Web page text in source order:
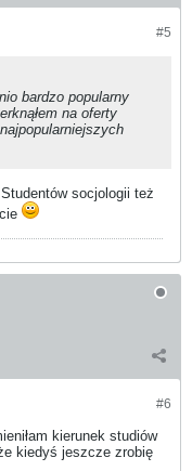
#5
bardzo popularny
na oferty
socjologii też
#6
kierunek studiów
kiedyś jeszcze zrobię